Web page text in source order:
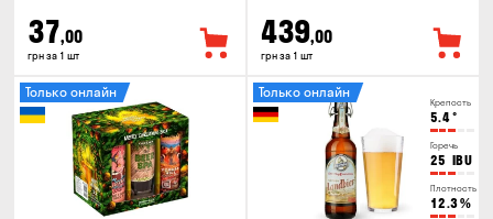
37,00
грн за 1 шт
439,00
грн за 1 шт
Только онлайн
Крепость
5.4°
Горечь
25 IBU
Плотность
12.3%
Только онлайн